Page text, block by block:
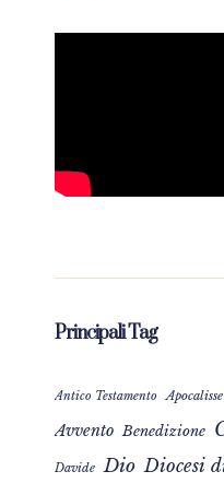
Principali Tag
Antico Testamento Apocalisse
Avvento Benedizione
Davide Dio Diocesi